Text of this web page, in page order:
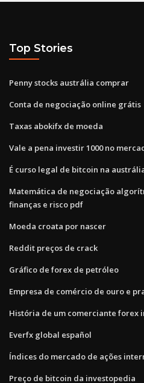
Top Stories
Penny stocks austrália comprar
Conta de negociação online grátis
Taxas abokifx de moeda
Vale a pena investir 1000 no
É curso legal de bitcoin na
Matemática de negociação
finanças e risco pdf
Moeda croata por nascer
Reddit preços de crack
Gráfico de forex de petróleo
Empresa de comércio de ouro e
História de um comerciante forex
Everfx global español
Índices do mercado de ações
Preço de bitcoin da investopedia